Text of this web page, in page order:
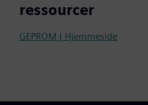
ressourcer
GEPROM | Hjemmeside